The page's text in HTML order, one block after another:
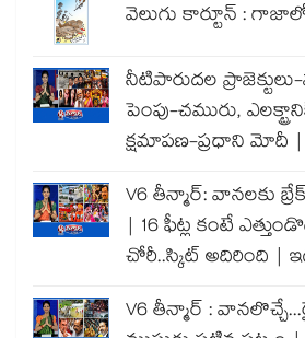
వెలుగు కార్టూన్ :
నీటిపారుదల
పెంపు-చమురు,
క్షమాపణ-ప్రధాని మోదీ |
V6 తీన్మార్: వానలకు
| 16 ఫీట్ల కంటే
చోరీ..స్కిట్ అదిరింది |
V6 తీన్మార్ :